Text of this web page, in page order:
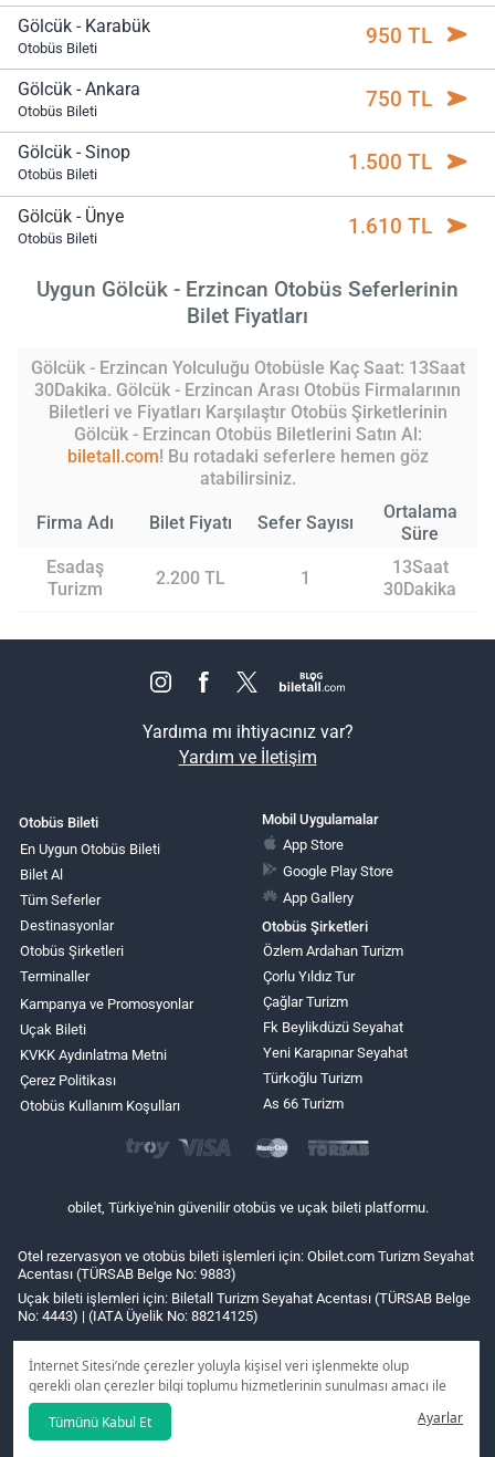
İnternet Sitesi’nde çerezler yoluyla kişisel veri işlenmekte olup
gerekli olan çerezler bilgi toplumu hizmetlerinin sunulması amacı ile
kullanılmaktadır. Tercihleriniz doğrultusunda size özel
kişiselleştirilmiş çerezleri ve özel kampanyaları
seçeneğine
tıklamanız halinde kullanımınıza sunamayacağız.
Tümünü Kabul Et Ayarlar
Gölcük - Karabük
Otobüs Bileti 950 TL
Gölcük - Ankara
Otobüs Bileti 750 TL
Gölcük - Sinop
Otobüs Bileti 1.500 TL
Gölcük - Ünye
Otobüs Bileti 1.610 TL
Uygun Gölcük - Erzincan Otobüs Seferlerinin
Bilet Fiyatları
Gölcük - Erzincan Yolculuğu Otobüsle Kaç Saat: 13Saat
30Dakika. Gölcük - Erzincan Arası Otobüs Firmalarının
Biletleri ve Fiyatları Karşılaştır Otobüs Şirketlerinin
Gölcük - Erzincan Otobüs Biletlerini Satın Al:
biletall.com! Bu rotadaki seferlere hemen göz
atabilirsiniz.
Firma Adı Bilet Fiyatı Sefer Sayısı
Ortalama
Süre
Esadaş
Turizm
2.200 TL 1
13Saat
30Dakika
Yardıma mı ihtiyacınız var?
Yardım ve İletişim
Otobüs Bileti
En Uygun Otobüs Bileti
Bilet Al
Tüm Seferler
Destinasyonlar
Otobüs Şirketleri
Terminaller
Kampanya ve Promosyonlar
Uçak Bileti
KVKK Aydınlatma Metni
Çerez Politikası
Otobüs Kullanım Koşulları
Mobil Uygulamalar
App Store
Google Play Store
App Gallery
Otobüs Şirketleri
Özlem Ardahan Turizm
Çorlu Yıldız Tur
Çağlar Turizm
Fk Beylikdüzü Seyahat
Yeni Karapınar Seyahat
Türkoğlu Turizm
As 66 Turizm
obilet, Türkiye'nin güvenilir otobüs ve uçak bileti platformu.
Otel rezervasyon ve otobüs bileti işlemleri için: Obilet.com Turizm Seyahat
Acentası (TÜRSAB Belge No: 9883)
Uçak bileti işlemleri için: Biletall Turizm Seyahat Acentası (TÜRSAB Belge
No: 4443) | (IATA Üyelik No: 88214125)